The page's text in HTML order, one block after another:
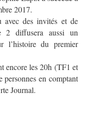
2017.
avec des invités et de
2 diffusera aussi un
l’histoire du premier
encore les 20h (TF1 et
en comptant
Journal.